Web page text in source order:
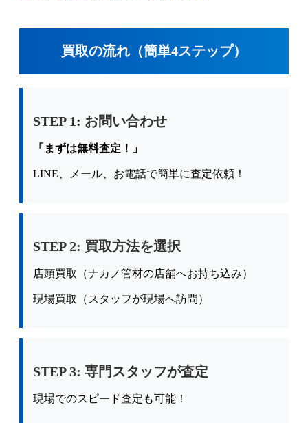
買取の流れ（簡単4ステップ）
STEP 1: お問い合わせ
「まずは無料査定！」
LINE、メール、お電話で簡単に査定依頼！
STEP 2: 買取方法を選択
店頭買取（ナカノ管材の店舗へお持ち込み）
現場買取（スタッフが現場へ訪問）
STEP 3: 専門スタッフが査定
現場でのスピード査定も可能！